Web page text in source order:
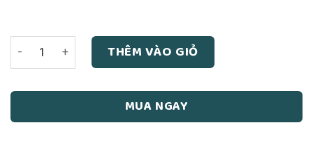
Sách Trần Triều Hiến Lễ Khoa Tán Văn Song Ngữ Xuyến
THÊM VÀO GIỎ
MUA NGAY